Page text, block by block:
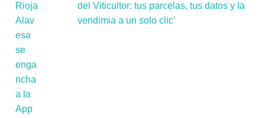
del Viticultor: tus parcelas, tus datos y la
vendimia a un solo clic'